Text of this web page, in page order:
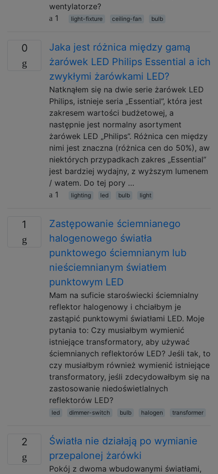
wentylatorze?
1
light-fixture ceiling-fan bulb
0
Jaka jest różnica między gamą
żarówek LED Philips Essential a ich
zwykłymi żarówkami LED?
Natknąłem się na dwie serie żarówek LED
Philips, istnieje seria „Essential”, która jest
zakresem wartości budżetowej, a
następnie jest normalny asortyment
żarówek LED „Philips”. Różnica cen między
nimi jest znaczna (różnica cen do 50%), aw
niektórych przypadkach zakres „Essential”
jest bardziej wydajny, z wyższym lumenem
/ watem. Do tej pory …
1
lighting led bulb light
1
Zastępowanie ściemnianego
halogenowego światła
punktowego ściemnianym lub
nieściemnianym światłem
punktowym LED
Mam na suficie staroświecki ściemnialny
reflektor halogenowy i chciałbym je
zastąpić punktowymi światłami LED. Moje
pytania to: Czy musiałbym wymienić
istniejące transformatory, aby używać
ściemnianych reflektorów LED? Jeśli tak, to
czy musiałbym również wymienić istniejące
transformatory, jeśli zdecydowałbym się na
zastosowanie niedoświetlalnych
reflektorów LED?
led dimmer-switch bulb halogen transformer
2
Światła nie działają po wymianie
przepalonej żarówki
Pokój z dwoma wbudowanymi światłami,